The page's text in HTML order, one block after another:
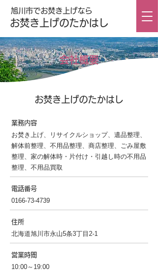
お焚き上げのたかはし
旭川市でお焚き上げなら
会社概要
お焚き上げのたかはし
業務内容
お焚き上げ、リサイクルショップ、遺品整理、
解体前整理、不用品整理、商店整理、ごみ屋敷
整理、家の解体時・片付け・引越し時の不用品
整理、不用品買取
電話番号
0166-73-4739
住所
北海道旭川市永山5条3丁目2-1
営業時間
10:00～19:00